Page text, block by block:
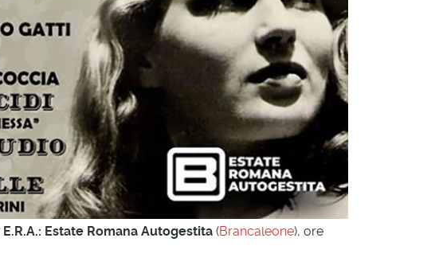
E.R.A.: Estate Romana Autogestita (Brancaleone), ore